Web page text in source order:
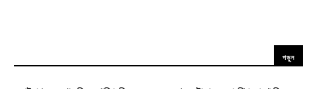
পড়ুন